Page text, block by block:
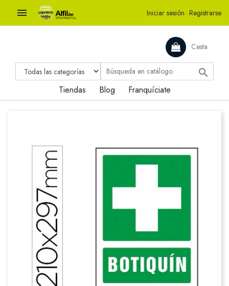
 Iniciar sesión · Registrarse
Cesta

Tiendas Blog Franquíciate